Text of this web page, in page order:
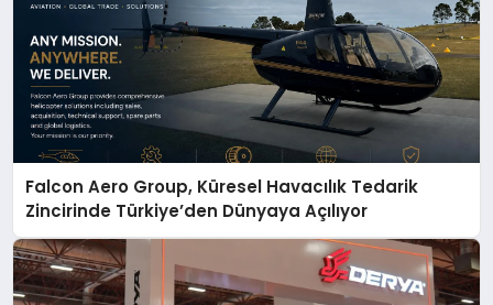
Falcon Aero Group, Küresel Havacılık Tedarik
Zincirinde Türkiye’den Dünyaya Açılıyor